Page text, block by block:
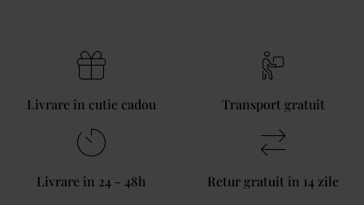
Livrare în cutie cadou Transport gratuit
Livrare în 24 - 48h Retur gratuit în 14 zile